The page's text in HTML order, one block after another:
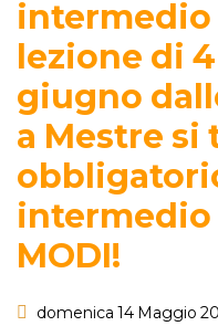
intermedio
lezione di 4
giugno
a Mestre si
MODI!
domenica 14 Maggio